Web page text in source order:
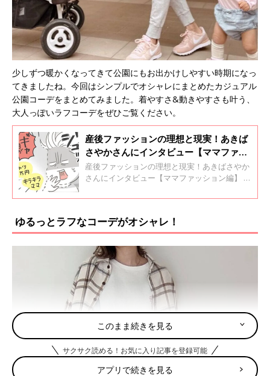
少しずつ暖かくなってきて公園にもお出かけしやすい時期になっ
てきましたね。今回はシンプルでオシャレにまとめたカジュアル
公園コーデをまとめてみました。着やすさ&動きやすさも叶う、
大人っぽいラフコーデをぜひご覧ください。
産後ファッションの理想と現実！あきば
さやかさんにインタビュー【ママファッ
ション編】
産後ファッションの理想と現実！あきばさやか
さんにインタビュー【ママファッション編】 イ
ストレーター・あきばさやかさんは、夫と息子
ターの仕事のかたわら、SNSやブログでは育児
日記を中心に更新しています。まっすぐで一生
懸命、ちょっとおっちょこちょいなあきばさや
かさんが描く育児漫画は、親近感たっぷりでク
スツと笑えるものばかり。 インタビューの前編
【出産・育児編】では、あきばさやかさんの妊
娠や出産、育児中のエピソードをお聞きしまし
た。後編【ママファッション編】では、以前か
らオシャレ迷子というあきばさやかさんが産後
のオシャレで悩んだことや、育児中のファッシ
ョン事情を教えてもらいました。
ゆるっとラフなコーデがオシャレ！
このまま続きを見る
サクサク読める！お気に入り記事を登録可能
アプリで続きを見る